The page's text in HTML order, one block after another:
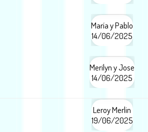
María y Pablo
14/06/2025
Merilyn y Jose
14/06/2025
Leroy Merlin
19/06/2025